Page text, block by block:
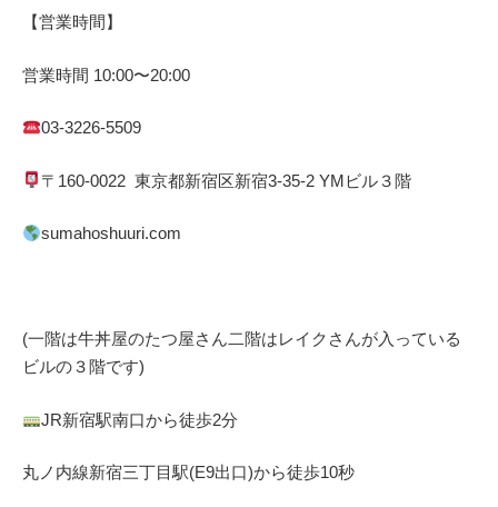
【営業時間】
営業時間 10:00〜20:00
03-3226-5509
〒 160-0022 東京都新宿区新宿3-35-2 YMビル３階
sumahoshuuri.com
(一階は牛丼屋のたつ屋さん二階はレイクさんが入っている
ビルの３階です)
JR新宿駅南口から徒歩2分
丸ノ内線新宿三丁目駅(E9出口)から徒歩10秒